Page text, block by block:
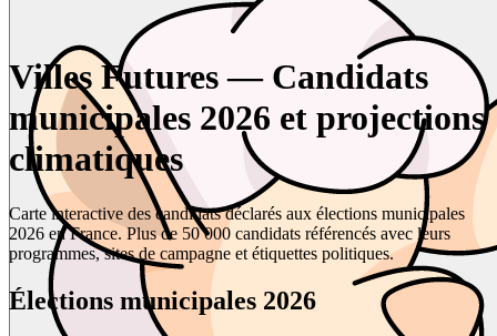
Villes Futures — Candidats
municipales 2026 et projections
climatiques
Carte interactive des candidats déclarés aux élections municipales
2026 en France. Plus de 50 000 candidats référencés avec leurs
programmes, sites de campagne et étiquettes politiques.
Élections municipales 2026